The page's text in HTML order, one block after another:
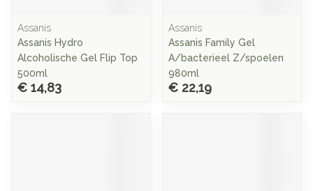
Assanis
Assanis Hydro
Alcoholische Gel Flip Top
500ml
€ 14,83
Assanis
Assanis Family Gel
A/bacterieel Z/spoelen
980ml
€ 22,19